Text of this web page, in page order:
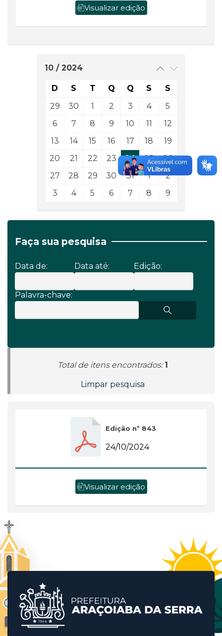
Visualizar edição
10 / 2024
D S T Q Q S
S
29
30 1 2 3 4
5
6
7 8 9 10 11
12
13
14 15 16 17 18
19
20
21 22 23 24 25
26
27
28 29 30 31 1
2
3
4 5 6 7 8 9
Faça sua pesquisa
Data de: Data até: Edição:
Palavra-chave:
Total de itens encontrados: 1
Limpar pesquisa
Edição nº 843
24/10/2024
Visualizar edição